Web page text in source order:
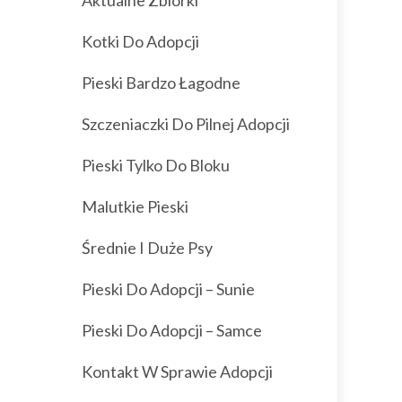
Kotki Do Adopcji
Pieski Bardzo Łagodne
Szczeniaczki Do Pilnej Adopcji
Pieski Tylko Do Bloku
Malutkie Pieski
Średnie I Duże Psy
Pieski Do Adopcji – Sunie
Pieski Do Adopcji – Samce
Kontakt W Sprawie Adopcji